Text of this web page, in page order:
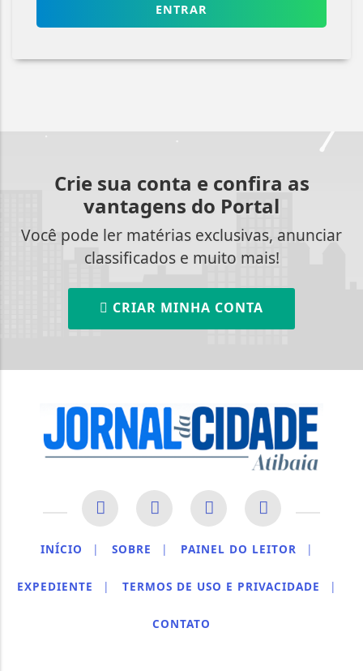
ENTRAR
Crie sua conta e confira as
vantagens do Portal
Você pode ler matérias exclusivas, anunciar
classificados e muito mais!
CRIAR MINHA CONTA
INÍCIO | SOBRE | PAINEL DO LEITOR |
EXPEDIENTE | TERMOS DE USO E PRIVACIDADE |
CONTATO